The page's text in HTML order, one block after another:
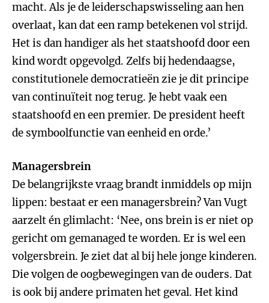
macht. Als je de leiderschapswisseling aan hen
overlaat, kan dat een ramp betekenen vol strijd.
Het is dan handiger als het staatshoofd door een
kind wordt opgevolgd. Zelfs bij hedendaagse,
constitutionele democratieën zie je dit principe
van continuïteit nog terug. Je hebt vaak een
staatshoofd en een premier. De president heeft
de symboolfunctie van eenheid en orde.’
Managersbrein
De belangrijkste vraag brandt inmiddels op mijn
lippen: bestaat er een managersbrein? Van Vugt
aarzelt én glimlacht: ‘Nee, ons brein is er niet op
gericht om gemanaged te worden. Er is wel een
volgersbrein. Je ziet dat al bij hele jonge kinderen.
Die volgen de oogbewegingen van de ouders. Dat
is ook bij andere primaten het geval. Het kind